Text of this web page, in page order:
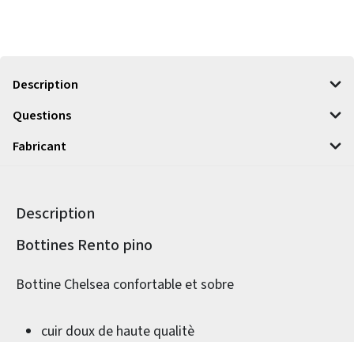
Description
Questions
Fabricant
Description
Informations sur le produit
Bottines Rento pino
Bottine Chelsea confortable et sobre
cuir doux de haute qualitè